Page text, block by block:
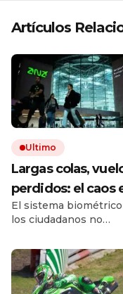
Artículos
Ultimo
Largas colas,
perdidos: el caos
los viajes se
tras los nuevos
controles de
pasaportes de la
El sistema biométrico
los ciudadanos no
provocando largos
y malhumor en los
aeropuertos. Las
autoridades afirman